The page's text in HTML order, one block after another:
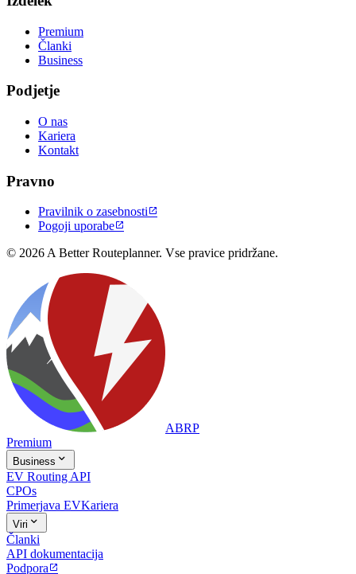
Premium
Članki
Business
Podjetje
O nas
Kariera
Kontakt
Pravno
Pravilnik o zasebnosti
Pogoji uporabe
© 2026 A Better Routeplanner. Vse pravice pridržane.
ABRP
Premium
Business 
EV Routing API
CPOs
Primerjava EVKariera
Viri 
Članki
API dokumentacija
Podpora